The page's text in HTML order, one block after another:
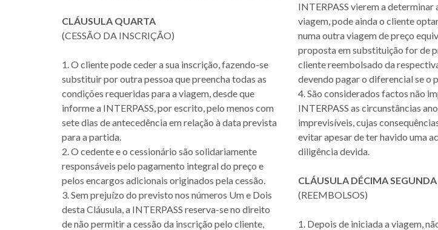
CLÁUSULA QUARTA
(CESSÃO DA INSCRIÇÃO)
1. O cliente pode ceder a sua inscrição, fazendo-se
substituir por outra pessoa que preencha todas as
condições requeridas para a viagem, desde que
informe a INTERPASS, por escrito, pelo menos com
sete dias de antecedência em relação à data prevista
para a partida.
2. O cedente e o cessionário são solidariamente
responsáveis pelo pagamento integral do preço e
pelos encargos adicionais originados pela cessão.
3. Sem prejuízo do previsto nos números Um e Dois
desta Cláusula, a INTERPASS reserva-se no direito
de não permitir a cessão da inscrição pelo cliente,
INTERPASS vierem a determinar
viagem, pode ainda o cliente
numa outra viagem de preço
proposta em substituição for de
cliente reembolsado da
devendo pagar o diferencial se o
4. São considerados factos não
INTERPASS as circunstâncias
imprevisíveis, cujas
evitar apesar de ter havido uma
diligência devida.
CLÁUSULA DÉCIMA SEGUNDA
(REEMBOLSOS)
1. Depois de iniciada a viagem,